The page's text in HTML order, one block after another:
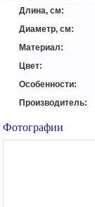
Длина, см:
Диаметр, см:
Материал:
Цвет:
Особенности:
Производитель:
Фотографии